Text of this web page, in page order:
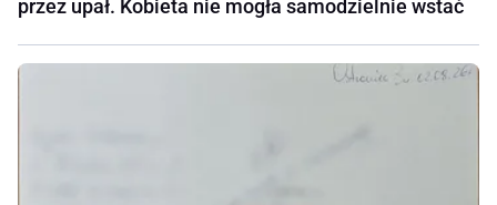
przez upał. Kobieta nie mogła samodzielnie wstać